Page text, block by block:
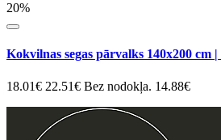
20%
Kokvilnas segas pārvalks 140x200 cm |
18.01€ 22.51€ Bez nodokļa. 14.88€